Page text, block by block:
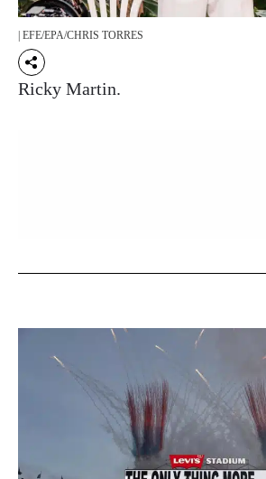
| EFE/EPA/CHRIS TORRES
Ricky Martin.